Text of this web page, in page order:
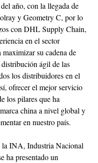
año, con la llegada de
y Geometry C, por lo
con DHL Supply Chain,
en el sector
su cadena de
ágil de las
los distribuidores en el
ofrecer el mejor servicio
los pilares que ha
china a nivel global y
en nuestro país.
la INA, Industria Nacional
ha presentado un